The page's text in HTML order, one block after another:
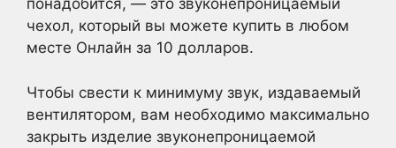
понадобится, — это звуконепроницаемый
чехол, который вы можете купить в любом
месте Онлайн за 10 долларов.
Чтобы свести к минимуму звук, издаваемый
вентилятором, вам необходимо максимально
закрыть изделие звуконепроницаемой